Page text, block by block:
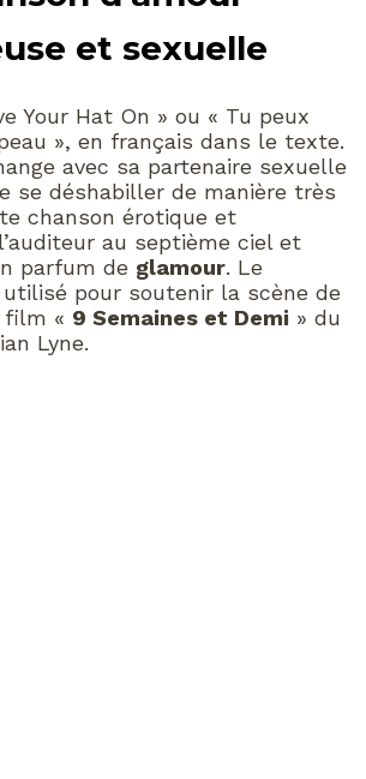
et sexuelle
Your Hat On » ou « Tu peux
», en français dans le texte.
avec sa partenaire sexuelle
se déshabiller de manière très
chanson érotique et
au septième ciel et
parfum de glamour. Le
pour soutenir la scène de
« 9 Semaines et Demi » du
Lyne.